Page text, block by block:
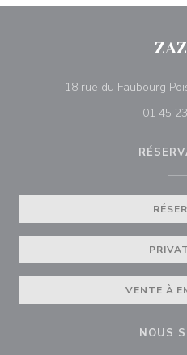
18 rue du Faubourg
01 45
VENTE À
NOUS